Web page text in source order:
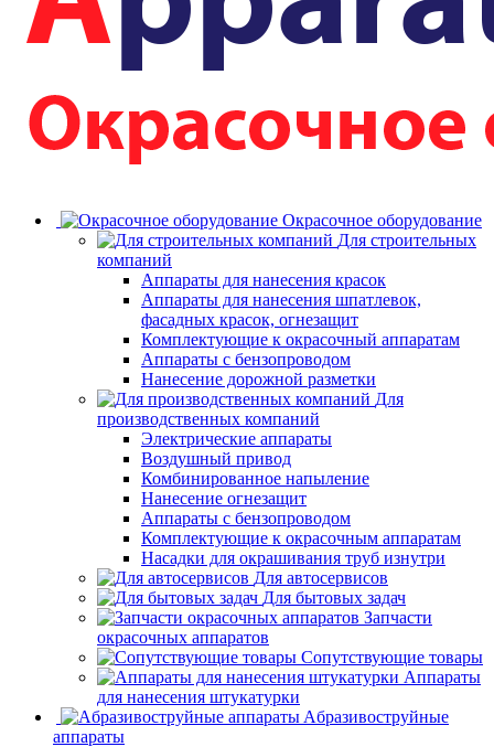
Окрасочное оборудование
Для строительных
компаний
Аппараты для нанесения красок
Аппараты для нанесения шпатлевок,
фасадных красок, огнезащит
Комплектующие к окрасочный аппаратам
Аппараты с бензопроводом
Нанесение дорожной разметки
Для
производственных компаний
Электрические аппараты
Воздушный привод
Комбинированное напыление
Нанесение огнезащит
Аппараты с бензопроводом
Комплектующие к окрасочным аппаратам
Насадки для окрашивания труб изнутри
Для автосервисов
Для бытовых задач
Запчасти
окрасочных аппаратов
Сопутствующие товары
Аппараты
для нанесения штукатурки
Aбразивоструйные
аппараты